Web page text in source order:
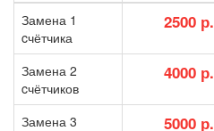
Замена 1
cчётчика
2500 р.
Замена 2
cчётчиков
4000 р.
Замена 3
5000 р.